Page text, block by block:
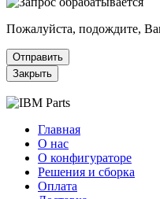
Пожалуйста, подождите,
Отправить
Закрыть
Главная
О нас
О конфигураторе
Решения и сборка
Оплата